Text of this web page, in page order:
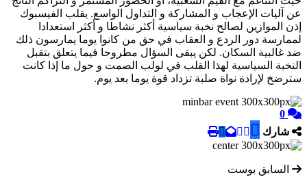
عن آليات الإعجاب و المشاركة و التداول الواسع. يقلب الفيسبوك
إذن الموازين لصالح نخبة سياسية أكثر نشاطا و أكثر استعدادا
لممارسة دور الردع و العقاب في حق من كانوا يوما يمارسون ذلك
ضد غالبية السكان. لكن يبقى السؤال مطروحا فيما يتعلق بتقبل
النخبة السياسية لهذا القلب في لولب الصمت و حول ما إذا كانت
سترضخ لإرادة نواة صلبة تزداد قوة يوما بعد يوم.
0
شارك
السابق بوست